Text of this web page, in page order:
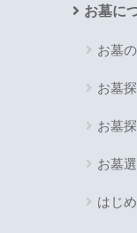
お墓に
お墓
お墓
お墓
お墓
はじ